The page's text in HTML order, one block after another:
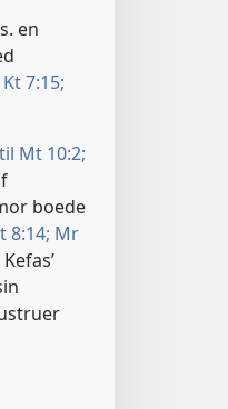
en
7:15;
Mt 10:2;
boede
8:14; Mr